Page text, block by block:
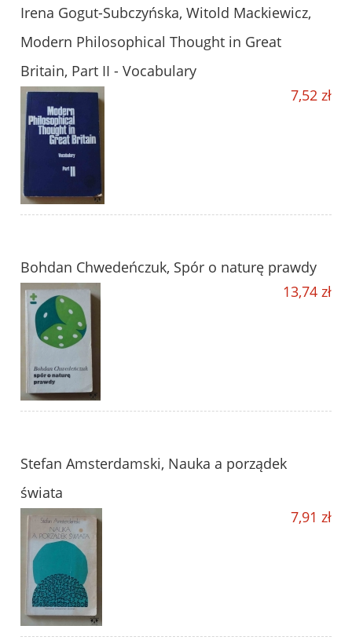
Irena Gogut-Subczyńska, Witold Mackiewicz,
Modern Philosophical Thought in Great
Britain, Part II - Vocabulary
7,52 zł
Bohdan Chwedeńczuk, Spór o naturę prawdy
13,74 zł
Stefan Amsterdamski, Nauka a porządek
świata
7,91 zł